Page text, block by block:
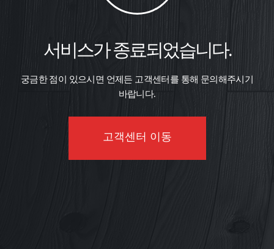
서비스가 종료되었습니다.
궁금한 점이 있으시면 언제든 고객센터를 통해 문의해주시기
바랍니다.
고객센터 이동